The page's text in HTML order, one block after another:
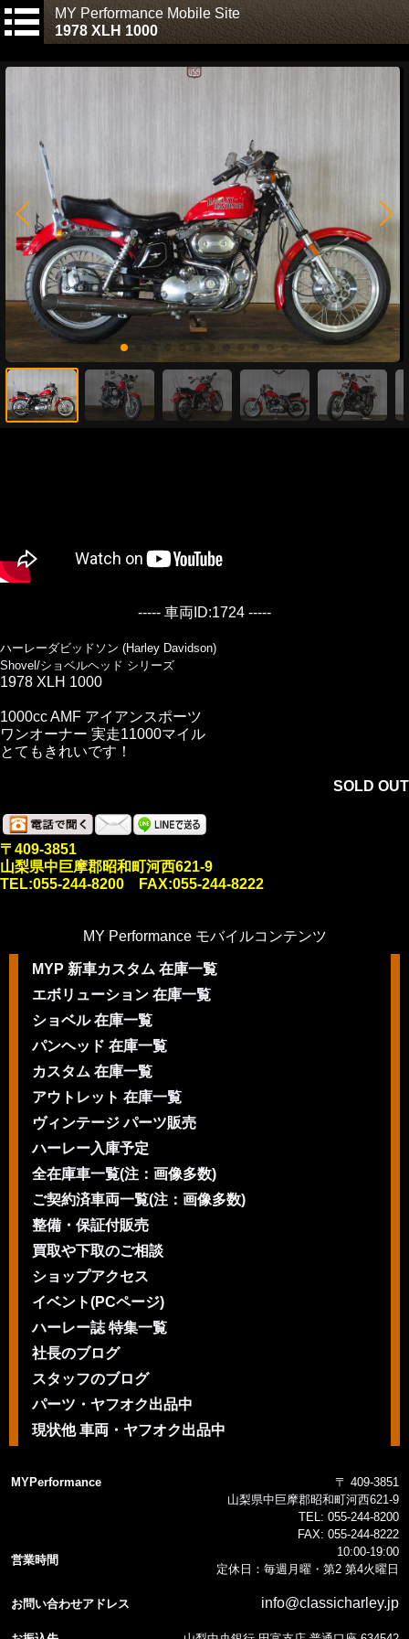
MY Performance Mobile Site
1978 XLH 1000
----- 車両ID:1724 -----
ハーレーダビッドソン (Harley Davidson)
Shovel/ショベルヘッド シリーズ
1978 XLH 1000
1000cc AMF アイアンスポーツ
ワンオーナー 実走11000マイル
とてもきれいです！
SOLD OUT
〒409-3851
山梨県中巨摩郡昭和町河西621-9
TEL:055-244-8200 FAX:055-244-8222
MY Performance モバイルコンテンツ
MYP 新車カスタム 在庫一覧
エボリューション 在庫一覧
ショベル 在庫一覧
パンヘッド 在庫一覧
カスタム 在庫一覧
アウトレット 在庫一覧
ヴィンテージ パーツ販売
ハーレー入庫予定
全在庫車一覧(注：画像多数)
ご契約済車両一覧(注：画像多数)
整備・保証付販売
買取や下取のご相談
ショップアクセス
イベント(PCページ)
ハーレー誌 特集一覧
社長のブログ
スタッフのブログ
パーツ・ヤフオク出品中
現状他 車両・ヤフオク出品中
MYPerformance
〒 409-3851
山梨県中巨摩郡昭和町河西621-9
TEL: 055-244-8200
FAX: 055-244-8222
営業時間
10:00-19:00
定休日：毎週月曜・第2 第4火曜日
お問い合わせアドレス info@classicharley.jp